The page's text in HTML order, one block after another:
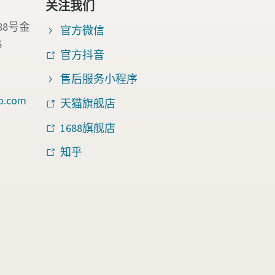
号金
关注我们
官方微信
官方抖音
售后服务小程序
天猫旗舰店
1688旗舰店
知乎